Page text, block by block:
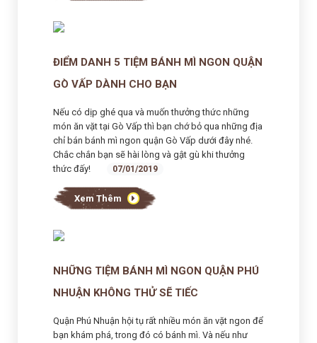
ĐIỂM DANH 5 TIỆM BÁNH MÌ NGON QUẬN
GÒ VẤP DÀNH CHO BẠN
Nếu có dịp ghé qua và muốn thưởng thức những
món ăn vặt tại Gò Vấp thì bạn chớ bỏ qua những địa
chỉ bán bánh mì ngon quận Gò Vấp dưới đây nhé.
Chắc chắn bạn sẽ hài lòng và gật gù khi thưởng
thức đấy!
07/01/2019
Xem Thêm
NHỮNG TIỆM BÁNH MÌ NGON QUẬN PHÚ
NHUẬN KHÔNG THỬ SẼ TIẾC
Quận Phú Nhuận hội tụ rất nhiều món ăn vặt ngon để
bạn khám phá, trong đó có bánh mì. Và nếu như